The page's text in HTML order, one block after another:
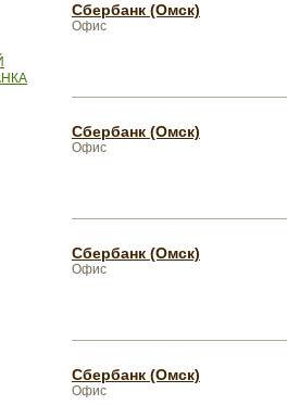
Сбербанк (Омск)
Офис
Сбербанк (Омск)
Офис
Сбербанк (Омск)
Офис
Сбербанк (Омск)
Офис